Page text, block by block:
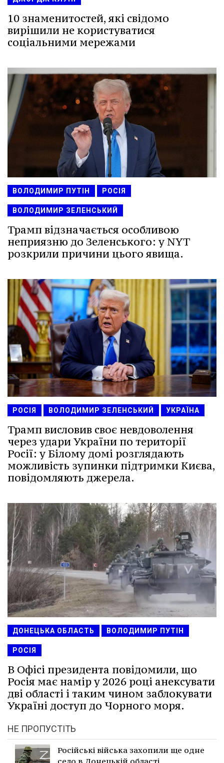
10 знаменитостей, які свідомо
вирішили не користуватися
соціальними мережами
ВОЛОДИМИР ПУТІН РОСІЯ
ВОЛОДИМИР ЗЕЛЕНСЬКИЙ
Трамп відзначається особливою
неприязню до Зеленського: у NYT
розкрили причини цього явища.
РОСІЯ ВОЛОДИМИР ЗЕЛЕНСЬКИЙ УКРАЇНА
Трамп висловив своє невдоволення
через удари України по території
Росії: у Білому домі розглядають
можливість зупинки підтримки Києва,
повідомляють джерела.
ДОНЕЦЬКА ОБЛАСТЬ ВОЛОДИМИР ПУТІН
РОСІЯ
В Офісі президента повідомили, що
Росія має намір у 2026 році анексувати
дві області і таким чином заблокувати
Україні доступ до Чорного моря.
НЕ ПРОПУСТІТЬ
Російські війська захопили ще одне
село в Донецькій області.